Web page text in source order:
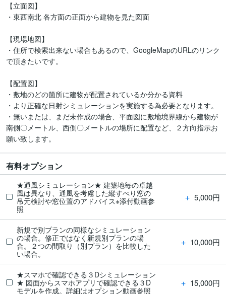
【立面図】
・東西南北 各方面の正面から建物を見た図面
【現場地図】
・住所で検索出来ない場合もあるので、GoogleMapのURLのリンク
で頂きたいです。
【配置図】
・敷地のどの箇所に建物が配置されているか分かる資料
・より正確な日射シミュレーションを実施する為必要となります。
・無いまたは、まだ未作成の場合、平面図に敷地境界線から建物が
南側〇メートル、西側〇メートルの場所に配置など、２方向指示お
有料オプション
★通風シミュレーション★ 建築地毎の卓越
風は異なり、通風を考慮した縦すべり窓の
吊元検討や窓位置のアドバイス※添付動画参
照
＋ 5,000円
新規で別プランの同様なシミュレーション
の場合。修正ではなく新規別プランの場
合。２つの間取り（別プラン）を比較した
い場合。
＋ 10,000円
★スマホで確認できる３Dシミュレーション
★ 図面からスマホアプリで確認できる３D
モデルを作成。詳細はオプション動画参照
＋ 15,000円